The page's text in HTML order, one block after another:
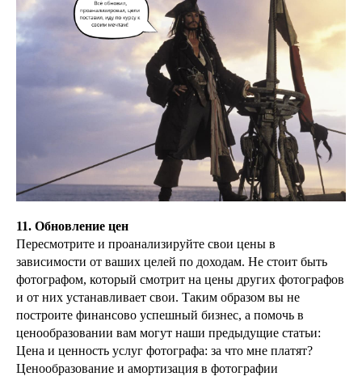
11. Обновление цен
Пересмотрите и проанализируйте свои цены в
зависимости от ваших целей по доходам. Не стоит быть
фотографом, который смотрит на цены других фотографов
и от них устанавливает свои. Таким образом вы не
построите финансово успешный бизнес, а помочь в
ценообразовании вам могут наши предыдущие статьи:
Цена и ценность услуг фотографа: за что мне платят?
Ценообразование и амортизация в фотографии